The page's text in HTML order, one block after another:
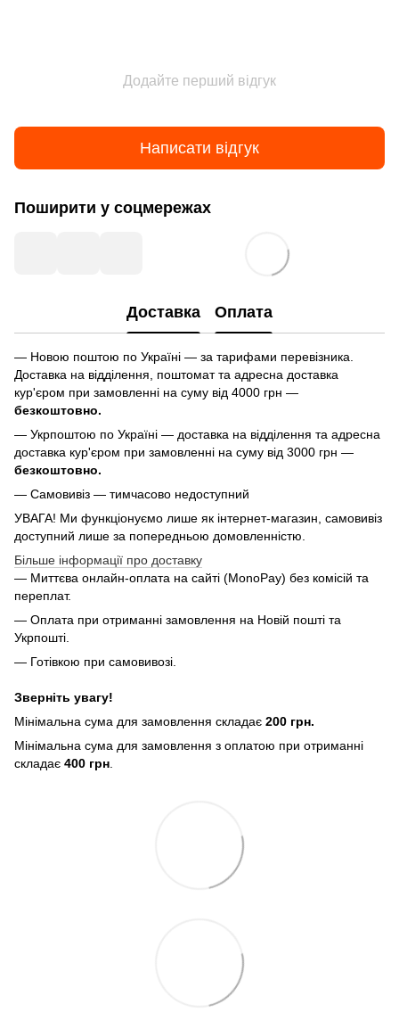
Додайте перший відгук
Написати відгук
Поширити у соцмережах
Доставка Оплата
— Новою поштою по Україні — за тарифами перевізника.
Доставка на відділення, поштомат та адресна доставка
кур'єром при замовленні на суму від 4000 грн —
безкоштовно.
— Укрпоштою по Україні — доставка на відділення та адресна
доставка кур'єром при замовленні на суму від 3000 грн —
безкоштовно.
— Самовивіз — тимчасово недоступний
УВАГА! Ми функціонуємо лише як інтернет-магазин, самовивіз
доступний лише за попередньою домовленністю.
Більше інформації про доставку
— Миттєва онлайн-оплата на сайті (MonoPay) без комісій та
переплат.
— Оплата при отриманні замовлення на Новій пошті та
Укрпошті.
— Готівкою при самовивозі.
Зверніть увагу!
Мінімальна сума для замовлення складає 200 грн.
Мінімальна сума для замовлення з оплатою при отриманні
складає 400 грн